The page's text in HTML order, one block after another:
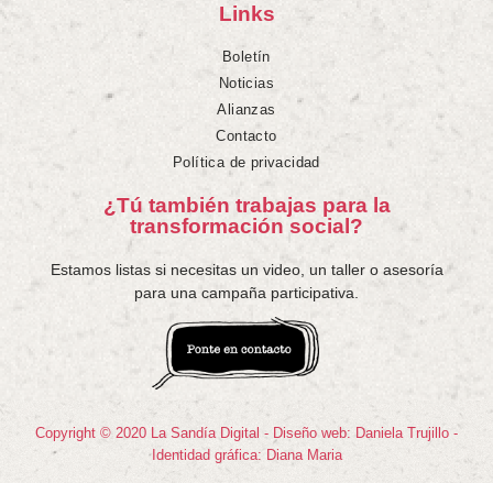
Links
Boletín
Noticias
Alianzas
Contacto
Política de privacidad
¿Tú también trabajas para la
transformación social?
Estamos listas si necesitas un video, un taller o asesoría
para una campaña participativa.
Copyright © 2020 La Sandía Digital - Diseño web: Daniela Trujillo -
Identidad gráfica: Diana Maria